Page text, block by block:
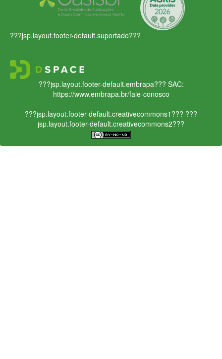
???jsp.layout.footer-default.suportado???
???jsp.layout.footer-default.embrapa??? SAC:
https://www.embrapa.br/fale-conosco
???jsp.layout.footer-default.creativecommons1??? ???
jsp.layout.footer-default.creativecommons2???